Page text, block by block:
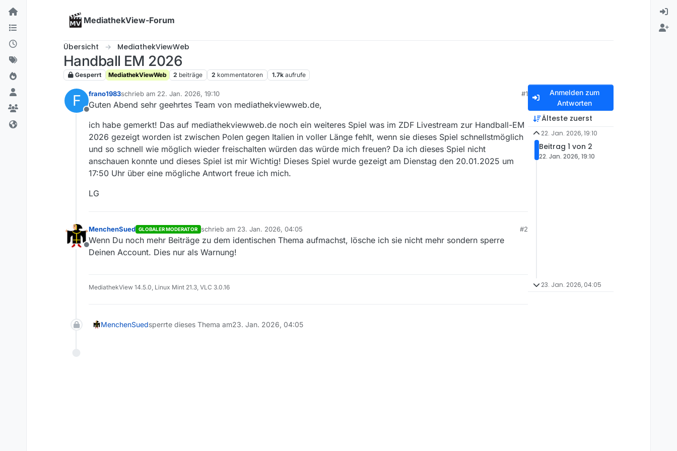
Skip to content
MediathekView-Forum
Übersicht MediathekViewWeb
Handball EM 2026
Gesperrt MediathekViewWeb 2 beiträge 2 kommentatoren 1.7k aufrufe
F
Offline
frano1983schrieb am 22. Jan. 2026, 19:10
zuletzt editiert von
#1
Guten Abend sehr geehrtes Team von mediathekviewweb.de,
ich habe gemerkt! Das auf mediathekviewweb.de noch ein weiteres Spiel was im ZDF Livestream zur Handball-EM
2026 gezeigt worden ist zwischen Polen gegen Italien in voller Länge fehlt, wenn sie dieses Spiel schnellstmöglich
und so schnell wie möglich wieder freischalten würden das würde mich freuen? Da ich dieses Spiel nicht
anschauen konnte und dieses Spiel ist mir Wichtig! Dieses Spiel wurde gezeigt am Dienstag den 20.01.2025 um
17:50 Uhr über eine mögliche Antwort freue ich mich.
LG
Offline
MenchenSued GLOBALER MODERATOR schrieb am 23. Jan. 2026, 04:05
zuletzt editiert von
#2
Wenn Du noch mehr Beiträge zu dem identischen Thema aufmachst, lösche ich sie nicht mehr sondern sperre
Deinen Account. Dies nur als Warnung!
MediathekView 14.5.0, Linux Mint 21.3, VLC 3.0.16
MenchenSuedsperrte dieses Thema am23. Jan. 2026, 04:05
Anmelden zum
Antworten
Älteste zuerst
22. Jan. 2026, 19:10
Beitrag 1 von 2
22. Jan. 2026, 19:10
23. Jan. 2026, 04:05